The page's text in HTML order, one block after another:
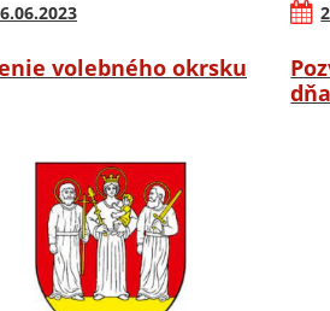
volebného okrsku